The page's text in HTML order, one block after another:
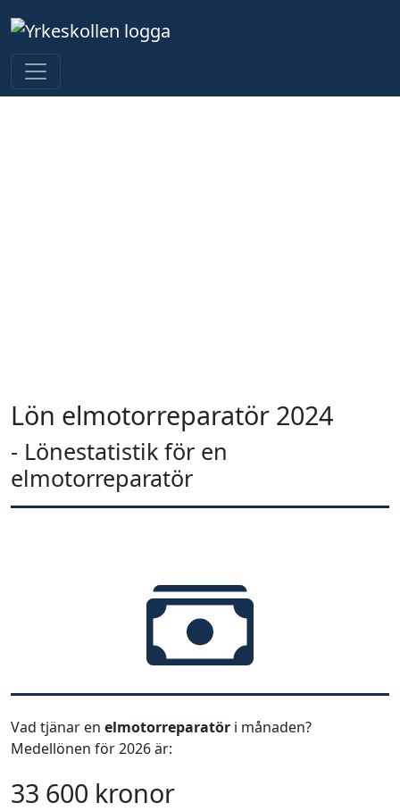
Lön elmotorreparatör 2024
- Lönestatistik för en
elmotorreparatör
Vad tjänar en elmotorreparatör i månaden?
Medellönen för 2026 är:
33 600 kronor